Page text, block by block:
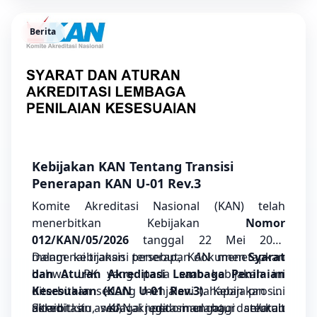
prinsip ketidakberpihakan (impartiality) dan
kompetensi. Hal ini sejalan dengan pentingnya
penilaian kesesuaian.
Berita
Kebijakan KAN Tentang Transisi
Penerapan KAN U-01 Rev.3
Komite Akreditasi Nasional (KAN) telah
menerbitkan Kebijakan Nomor
012/KAN/05/2026 tanggal 22 Mei 2026
mengenai transisi penerapan dokumenSyarat
dan Aturan Akreditasi Lembaga Penilaian
Kesesuaian (KAN U-01 Rev.3). Kebijakan ini
diterbitkan sebagai pedoman bagi seluruh
Dalam kebijakan tersebut, KAN menetapkan
bahwa LPK yang pada saat kebijakan ini
diterbitkan sedang menjalani tahapan proses
akreditasi awal, akreditasi ulang, dan/atau
Selain itu, KAN juga mengatur terkait